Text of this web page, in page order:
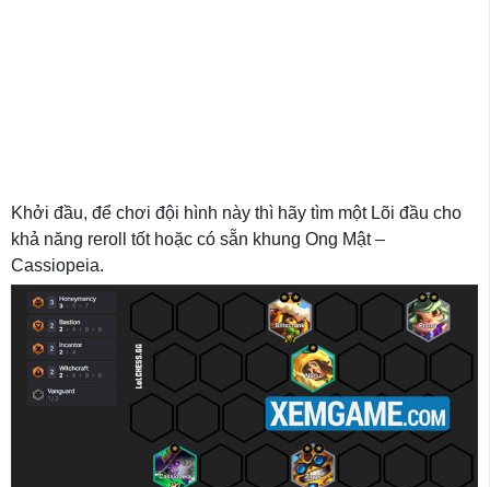
Khởi đầu, để chơi đội hình này thì hãy tìm một Lõi đầu cho
khả năng reroll tốt hoặc có sẵn khung Ong Mật –
Cassiopeia.